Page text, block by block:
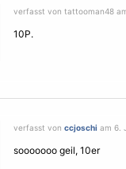
verfasst von tattooman48
10P.
verfasst von ccjoschi am 6.
sooooooo geil, 10er